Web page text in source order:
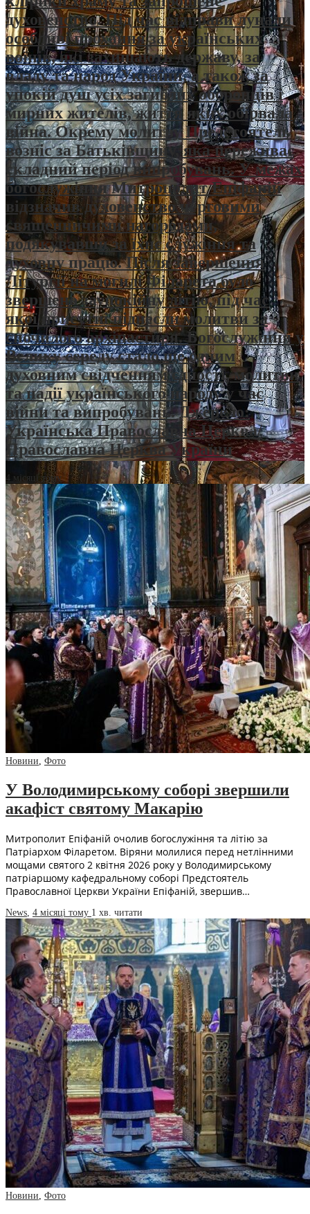
духовенство. Під час відправи лунали
особливі прохання за українських
воїнів, які захищають державу, за
владу та народ України, а також за
упокій душ усіх загиблих оборонців і
мирних жителів, життя яких обірвала
війна. Окрему молитву Предстоятель
возніс за Батьківщину, яка переживає
складний період випробувань. У межах
богослужіння Митрополит Епіфаній
відзначив духовенство черговими
священничими нагородами,
подякувавши за їхнє служіння та
духовну працю. Після завершення
Літургії на могилі Філарета було
звершено заупокійну літію, під час
якої присутні піднесли молитви за
спочилого архіпастиря. Богослужіння у
Велику середу стало ще одним
духовним свідченням єдності, молитви
та надії українського народу у час
війни та випробувань. Джерело:
Українська Православна Церква/
Православна Церква України
4 місяці тому
Новини Фото
У Володимирському соборі звершили
акафіст святому Макарію
Митрополит Епіфаній очолив богослужіння та літію за
Патріархом Філаретом. Віряни молилися перед нетлінними
мощами святого 2 квітня 2026 року у Володимирському
патріаршому кафедральному соборі Предстоятель
Православної Церкви України Епіфаній, звершив…
News 4 місяці тому 1 хв. читати
Новини Фото